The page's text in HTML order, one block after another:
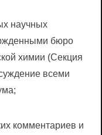
научных
бюро
химии (Секция
всеми
комментариев и